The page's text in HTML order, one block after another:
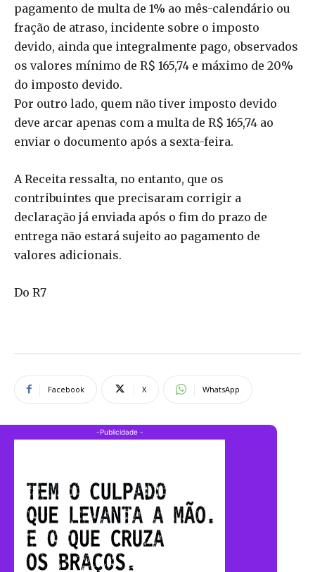
pagamento de multa de 1% ao mês-calendário ou
fração de atraso, incidente sobre o imposto
devido, ainda que integralmente pago, observados
os valores mínimo de R$ 165,74 e máximo de 20%
do imposto devido.
Por outro lado, quem não tiver imposto devido
deve arcar apenas com a multa de R$ 165,74 ao
enviar o documento após a sexta-feira.
A Receita ressalta, no entanto, que os
contribuintes que precisaram corrigir a
declaração já enviada após o fim do prazo de
entrega não estará sujeito ao pagamento de
valores adicionais.
Do R7
Facebook X WhatsApp
-Publicidade -